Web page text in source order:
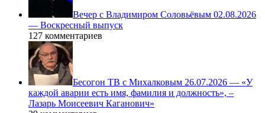
Вечер с Владимиром Соловьёвым 02.08.2026
— Воскресный выпуск
127 комментариев
Бесогон ТВ с Михалковым 26.07.2026 — «У
каждой аварии есть имя, фамилия и должность», –
Лазарь Моисеевич Каганович»